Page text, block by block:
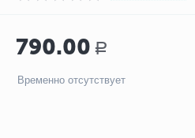
790.00 Р
Временно отсутствует